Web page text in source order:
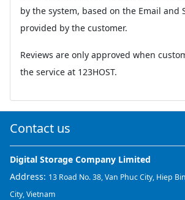
by the system, based on the Email and
provided by the customer.
Reviews are only approved when
the service at 123HOST.
Contact us
Digital Storage Company Limited
Address: 13 Road No. 38, Van Phuc City, Hiep
City, Vietnam